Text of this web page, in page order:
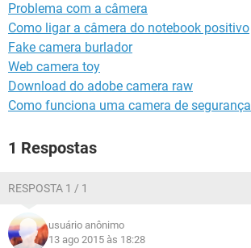
Problema com a câmera
Como ligar a câmera do notebook positivo
Fake camera burlador
Web camera toy
Download do adobe camera raw
Como funciona uma camera de segurança
1 Respostas
RESPOSTA 1 / 1
usuário anônimo
13 ago 2015 às 18:28